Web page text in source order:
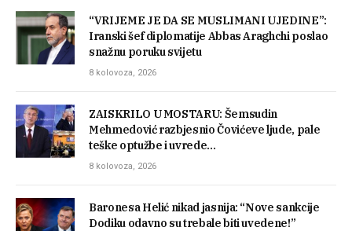
“VRIJEME JE DA SE MUSLIMANI UJEDINE”:
Iranski šef diplomatije Abbas Araghchi poslao
snažnu poruku svijetu
8 kolovoza, 2026
ZAISKRILO U MOSTARU: Šemsudin
Mehmedović razbjesnio Čovićeve ljude, pale
teške optužbe i uvrede…
8 kolovoza, 2026
Baronesa Helić nikad jasnija: “Nove sankcije
Dodiku odavno su trebale biti uvedene!”